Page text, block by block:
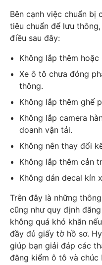
Bên cạnh việc chuẩn bị
tiêu chuẩn để lưu
điều sau đây:
Không lắp thêm
Xe ô tô chưa đóng
thông.
Không lắp thêm ghế
Không lắp camera
doanh vận tải.
Không nên thay đổi
Không lắp thêm cản
Không dán decal kín
Trên đây là những
cũng như quy định
không quá khó khăn
đầy đủ giấy tờ hồ sơ.
giúp bạn giải đáp các
đăng kiểm ô tô và chúc